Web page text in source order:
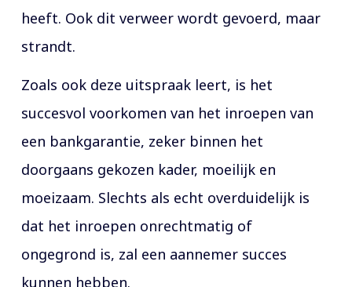
heeft. Ook dit verweer wordt gevoerd, maar
strandt.
Zoals ook deze uitspraak leert, is het
succesvol voorkomen van het inroepen van
een bankgarantie, zeker binnen het
doorgaans gekozen kader, moeilijk en
moeizaam. Slechts als echt overduidelijk is
dat het inroepen onrechtmatig of
ongegrond is, zal een aannemer succes
kunnen hebben.